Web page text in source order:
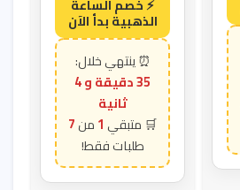
35 دقيقة و 3
ثانية
1
7